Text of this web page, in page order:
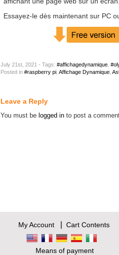
Essayez-le dès maintenant sur PC
July 21st, 2021 - Tags: #affichagedynamique
Posted in #raspberry pi Affichage Dynamique
Leave a Reply
You must be logged in to post a
My Account| Cart Contents
Means of payment